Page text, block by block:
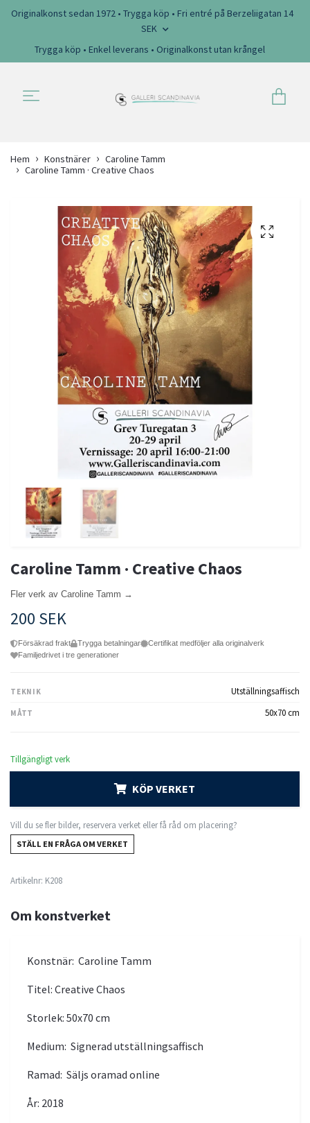
Originalkonst sedan 1972 • Trygga köp • Fri entré på Berzeliigatan 14
SEK
Trygga köp • Enkel leverans • Originalkonst utan krångel
Hem Konstnärer
Caroline Tamm
Caroline Tamm · Creative Chaos
Caroline Tamm · Creative Chaos
Fler verk av Caroline Tamm →
200 SEK
Försäkrad frakt Trygga betalningar
Certifikat medföljer alla originalverk
Familjedrivet i tre generationer
TEKNIK Utställningsaffisch
MÅTT 50x70 cm
Tillgängligt verk
KÖP VERKET
Vill du se fler bilder, reservera verket eller få råd om placering?
STÄLL EN FRÅGA OM VERKET
Artikelnr: K208
Om konstverket
Konstnär: Caroline Tamm
Titel: Creative Chaos
Storlek: 50x70 cm
Medium: Signerad utställningsaffisch
Ramad: Säljs oramad online
År: 2018